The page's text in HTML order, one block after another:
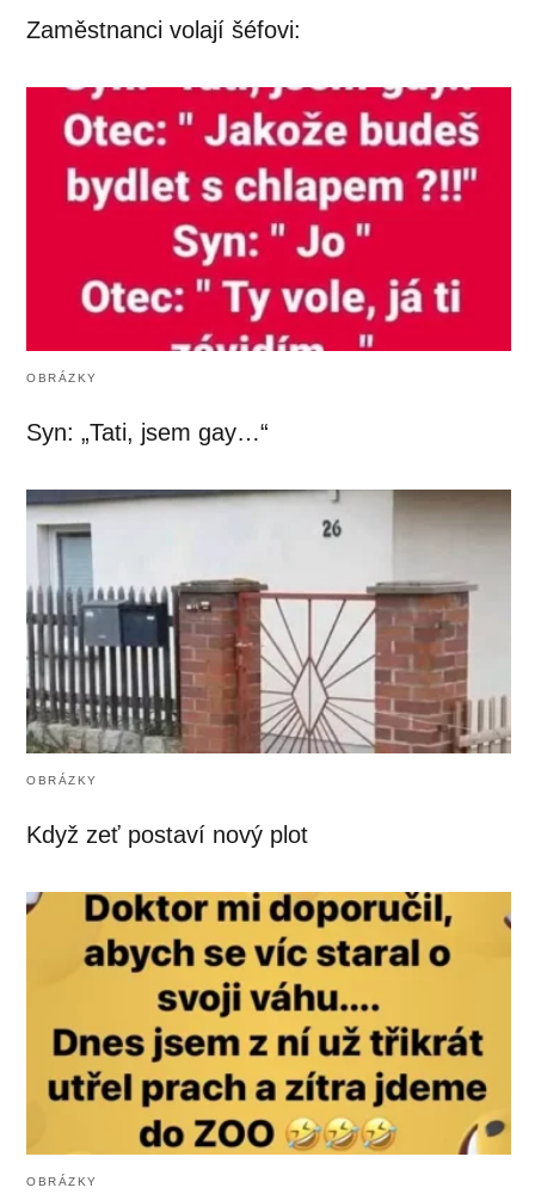
Zaměstnanci volají šéfovi:
OBRÁZKY
Syn: „Tati, jsem gay…“
OBRÁZKY
Když zeť postaví nový plot
OBRÁZKY